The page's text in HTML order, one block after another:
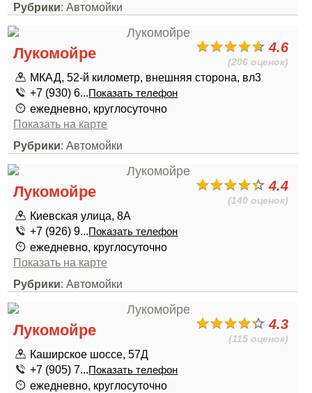
Рубрики: Автомойки
4.6
(206 оценок)
Лукомойре
МКАД, 52-й километр, внешняя сторона, вл3
+7 (930) 6...Показать телефон
ежедневно, круглосуточно
Показать на карте
Рубрики: Автомойки
4.4
(140 оценок)
Лукомойре
Киевская улица, 8А
+7 (926) 9...Показать телефон
ежедневно, круглосуточно
Показать на карте
Рубрики: Автомойки
4.3
(115 оценок)
Лукомойре
Каширское шоссе, 57Д
+7 (905) 7...Показать телефон
ежедневно, круглосуточно